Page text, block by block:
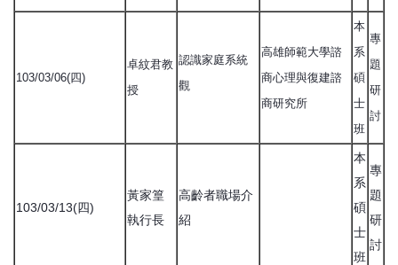
103/03/06(四)
卓紋君教
授
認識家庭系統
觀
高雄師範大學諮
商心理與復建諮
商研究所
本
系
碩
士
班
專
題
研
討
103/03/13(四)
黃家篁
執行長
高齡者職場介
紹
本
系
碩
士
班
專
題
研
討